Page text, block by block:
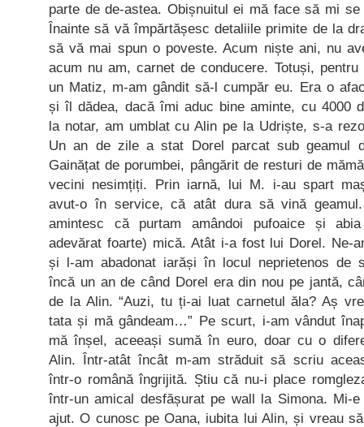
parte de de-astea. Obișnuitul ei mă face să mi
Înainte să vă împărtășesc detaliile primite de la
să vă mai spun o poveste. Acum niște ani, nu
acum nu am, carnet de conducere. Totuși,
un Matiz, m-am gândit să-l cumpăr eu. Era o
și îl dădea, dacă îmi aduc bine aminte, cu 4000
la notar, am umblat cu Alin pe la Udriște, s-a
Un an de zile a stat Dorel parcat sub geamul
Gainățat de porumbei, pângărit de resturi de
vecini nesimțiți. Prin iarnă, lui M. i-au spart
avut-o în service, că atât dura să vină
amintesc că purtam amândoi pufoaice și
adevărat foarte) mică. Atât i-a fost lui Dorel. Ne-
și l-am abadonat iarăși în locul neprietenos de
încă un an de când Dorel era din nou pe jantă,
de la Alin. “Auzi, tu ți-ai luat carnetul ăla? Aș
tata și mă gândeam…” Pe scurt, i-am vândut
mă înșel, aceeași sumă în euro, doar cu o
Alin. Într-atât încât m-am străduit să scriu
într-o română îngrijită. Știu că nu-i place
într-un amical desfășurat pe wall la Simona. Mi-
ajut. O cunosc pe Oana, iubita lui Alin, și vreau